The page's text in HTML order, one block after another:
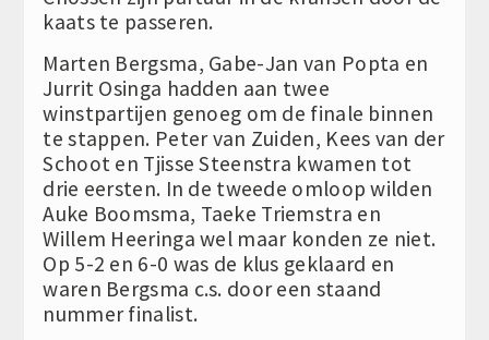
kaats te passeren.
Marten Bergsma, Gabe-Jan van Popta en
Jurrit Osinga hadden aan twee
winstpartijen genoeg om de finale binnen
te stappen. Peter van Zuiden, Kees van der
Schoot en Tjisse Steenstra kwamen tot
drie eersten. In de tweede omloop wilden
Auke Boomsma, Taeke Triemstra en
Willem Heeringa wel maar konden ze niet.
Op 5-2 en 6-0 was de klus geklaard en
waren Bergsma c.s. door een staand
nummer finalist.